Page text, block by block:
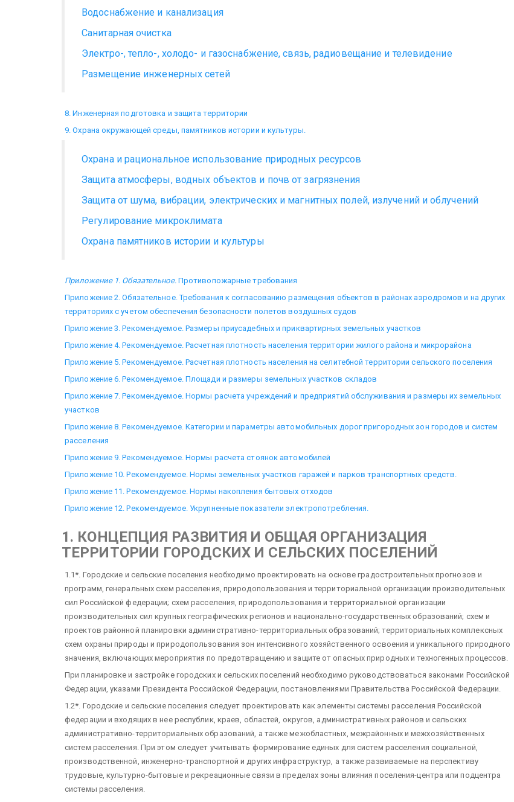
Водоснабжение и канализация
Санитарная очистка
Электро-, тепло-, холодо- и газоснабжение, связь, радиовещание и телевидение
Размещение инженерных сетей
8. Инженерная подготовка и защита территории
9. Охрана окружающей среды, памятников истории и культуры.
Охрана и рациональное использование природных ресурсов
Защита атмосферы, водных объектов и почв от загрязнения
Защита от шума, вибрации, электрических и магнитных полей, излучений и облучений
Регулирование микроклимата
Охрана памятников истории и культуры
Приложение 1. Обязательное.Противопожарные требования
Приложение 2. Обязательное. Требования к согласованию размещения объектов в районах аэродромов и на других
территориях с учетом обеспечения безопасности полетов воздушных судов
Приложение 3. Рекомендуемое. Размеры приусадебных и приквартирных земельных участков
Приложение 4. Рекомендуемое. Расчетная плотность населения территории жилого района и микрорайона
Приложение 5. Рекомендуемое. Расчетная плотность населения на селитебной территории сельского поселения
Приложение 6. Рекомендуемое. Площади и размеры земельных участков складов
Приложение 7. Рекомендуемое. Нормы расчета учреждений и предприятий обслуживания и размеры их земельных
участков
Приложение 8. Рекомендуемое. Категории и параметры автомобильных дорог пригородных зон городов и систем
расселения
Приложение 9. Рекомендуемое. Нормы расчета стоянок автомобилей
Приложение 10. Рекомендуемое. Нормы земельных участков гаражей и парков транспортных средств.
Приложение 11. Рекомендуемое. Нормы накопления бытовых отходов
Приложение 12. Рекомендуемое. Укрупненные показатели электропотребления.
1. КОНЦЕПЦИЯ РАЗВИТИЯ И ОБЩАЯ ОРГАНИЗАЦИЯ
ТЕРРИТОРИИ ГОРОДСКИХ И СЕЛЬСКИХ ПОСЕЛЕНИЙ
1.1*. Городские и сельские поселения необходимо проектировать на основе градостроительных прогнозов и
программ, генеральных схем расселения, природопользования и территориальной организации производительных
сил Российской федерации; схем расселения, природопользования и территориальной организации
производительных сил крупных географических регионов и национально-государственных образований; схем и
проектов районной планировки административно-территориальных образований; территориальных комплексных
схем охраны природы и природопользования зон интенсивного хозяйственного освоения и уникального природного
значения, включающих мероприятия по предотвращению и защите от опасных природных и техногенных процессов.
При планировке и застройке городских и сельских поселений необходимо руководствоваться законами Российской
Федерации, указами Президента Российской Федерации, постановлениями Правительства Российской Федерации.
1.2*. Городские и сельские поселения следует проектировать как элементы системы расселения Российской
федерации и входящих в нее республик, краев, областей, округов, административных районов и сельских
административно-территориальных образований, а также межобластных, межрайонных и межхозяйственных
систем расселения. При этом следует учитывать формирование единых для систем расселения социальной,
производственной, инженерно-транспортной и других инфраструктур, а также развиваемые на перспективу
трудовые, культурно-бытовые и рекреационные связи в пределах зоны влияния поселения-центра или подцентра
системы расселения.